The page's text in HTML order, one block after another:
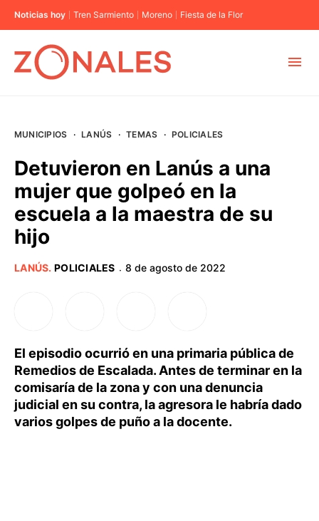
Noticias hoy Tren Sarmiento Moreno Fiesta de la Flor
BUENOS AIRES
PROVINCIAS
MUNICIPIOS · LANÚS · TEMAS · POLICIALES
Detuvieron en Lanús a una
mujer que golpeó en la
escuela a la maestra de su
hijo
LANÚS. POLICIALES · 8 de agosto de 2022
El episodio ocurrió en una primaria pública de
Remedios de Escalada. Antes de terminar en la
comisaría de la zona y con una denuncia
judicial en su contra, la agresora le habría dado
varios golpes de puño a la docente.